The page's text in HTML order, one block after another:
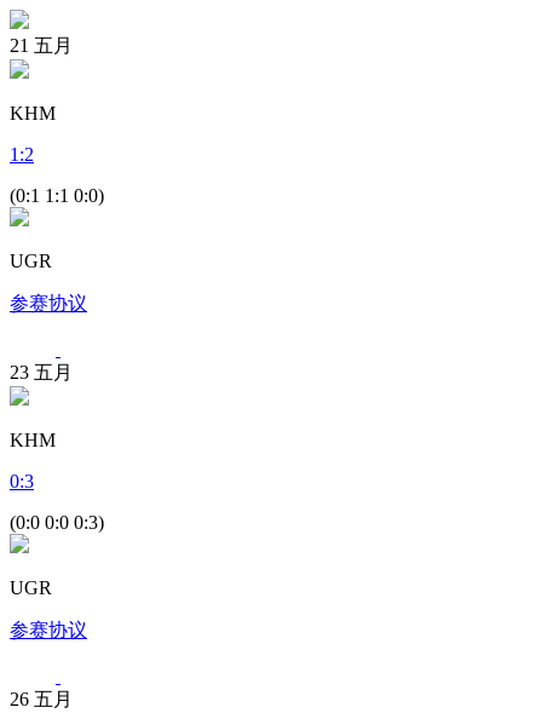
21 五月
KHM
1 :2
(0:1 1:1 0:0)
UGR
参赛协议
23 五月
KHM
0:3
(0:0 0:0 0:3)
UGR
参赛协议
26 五月